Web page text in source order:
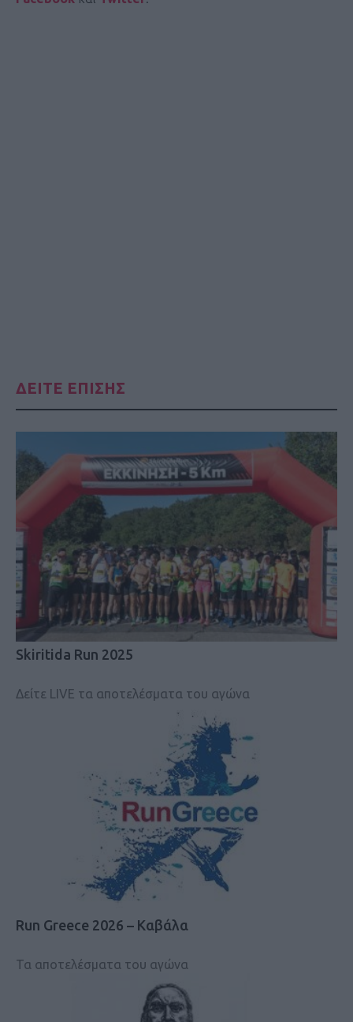
ΔΕΙΤΕ ΕΠΙΣΗΣ
Skiritida Run 2025
Δείτε LIVE τα αποτελέσματα του αγώνα
Run Greece 2026 – Καβάλα
Τα αποτελέσματα του αγώνα